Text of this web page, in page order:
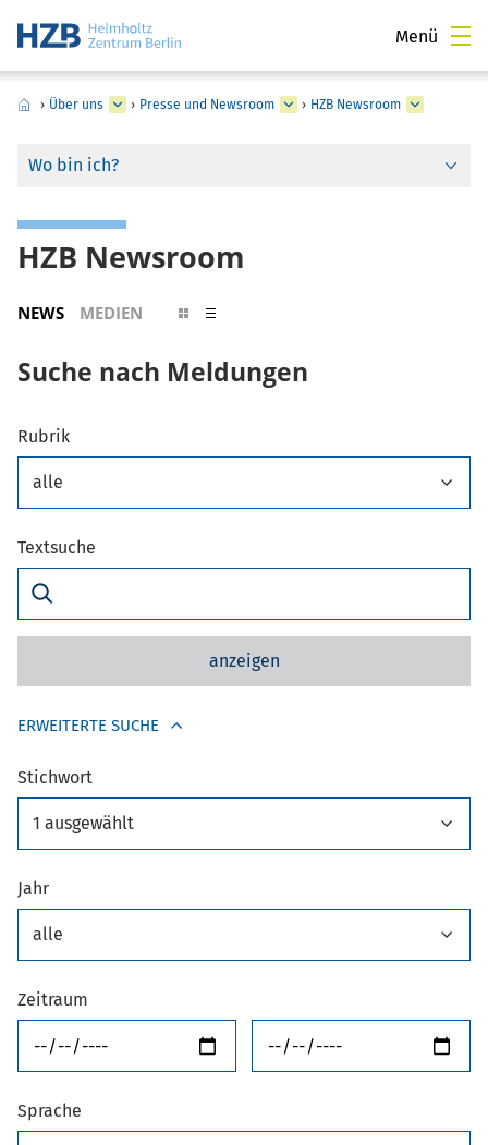
Menü
› Über uns › Presse und Newsroom › HZB Newsroom
Wo bin ich?
HZB Newsroom
NEWS MEDIEN
Suche nach Meldungen
Rubrik
alle
Textsuche
anzeigen
ERWEITERTE SUCHE
Stichwort
1 ausgewählt
Jahr
alle
Zeitraum
Sprache